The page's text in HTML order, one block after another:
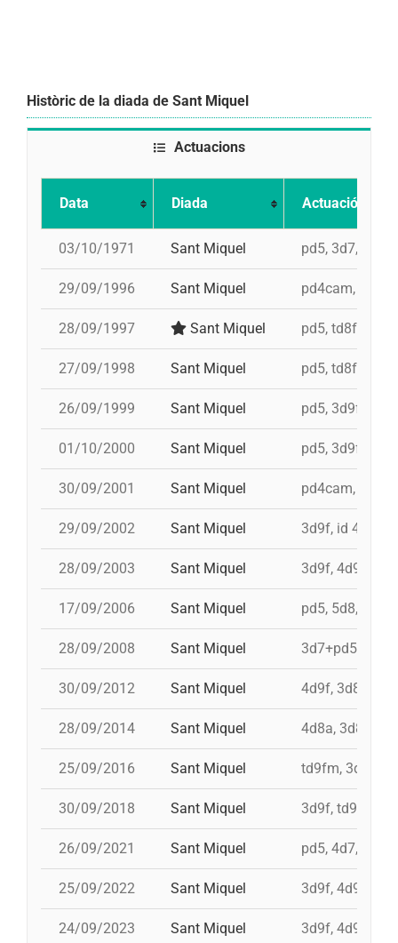
Històric de la diada de Sant Miquel
Actuacions
Data Diada Actuació
03/10/1971 Sant Miquel pd5, 3d7,
29/09/1996 Sant Miquel pd4cam,
28/09/1997 Sant Miquel pd5, td8f,
27/09/1998 Sant Miquel pd5, td8f,
26/09/1999 Sant Miquel pd5, 3d9f, i
01/10/2000 Sant Miquel pd5, 3d9f,
30/09/2001 Sant Miquel pd4cam, i
29/09/2002 Sant Miquel 3d9f, id 4d9f,
28/09/2003 Sant Miquel 3d9f, 4d9f+id
17/09/2006 Sant Miquel pd5, 5d8,
28/09/2008 Sant Miquel 3d7+pd5,
30/09/2012 Sant Miquel 4d9f, 3d8a,
28/09/2014 Sant Miquel 4d8a, 3d8a,
25/09/2016 Sant Miquel td9fm, 3d9f,
30/09/2018 Sant Miquel 3d9f, td9fm,
26/09/2021 Sant Miquel pd5, 4d7, 5d7,
25/09/2022 Sant Miquel 3d9f, 4d9f,
24/09/2023 Sant Miquel 3d9f, 4d9f,